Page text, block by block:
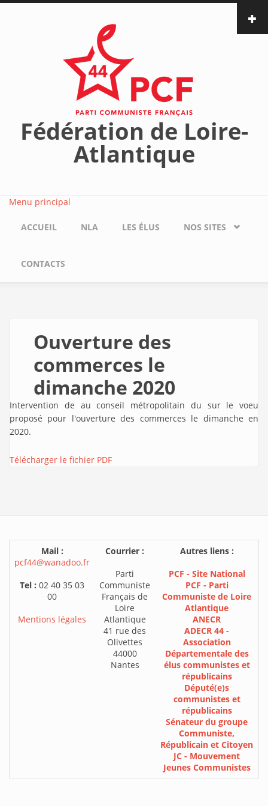
Aller au contenu principal
Fédération de Loire-
Atlantique
Menu principal
ACCUEIL NLA LES ÉLUS NOS SITES
CONTACTS
Ouverture des
commerces le
dimanche 2020
Intervention de au conseil métropolitain du sur le voeu
proposé pour l'ouverture des commerces le dimanche en
2020.
Télécharger le fichier PDF
Mail :
pcf44@wanadoo.fr
Tel : 02 40 35 03
00
Mentions légales
Courrier :
Parti
Communiste
Français de
Loire
Atlantique
41 rue des
Olivettes
44000
Nantes
Autres liens :
PCF - Site National
PCF - Parti
Communiste de Loire
Atlantique
ANECR
ADECR 44 -
Association
Départementale des
élus communistes et
républicains
Député(e)s
communistes et
républicains
Sénateur du groupe
Communiste,
Républicain et Citoyen
JC - Mouvement
Jeunes Communistes